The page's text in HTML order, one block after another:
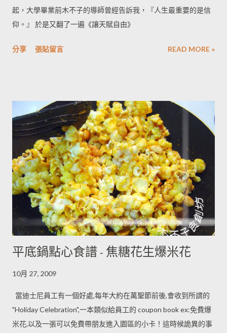
起，大學畢業前木不子的導師曾經告訴我，『人生最重要的是信
仰。』 於是又翻了一遍《讓天賦自由》
分享 張貼留言 READ MORE »
平底鍋點心食譜 - 焦糖花生爆米花
10月 27, 2009
當迪士尼員工有一個好處,每年大約在萬聖節前後,會收到所謂的
"Holiday Celebration",一本類似給員工的 coupon book ex:免費爆
米花,以及一張可以免費帶朋友進入園區的小卡！這時候詭異的事